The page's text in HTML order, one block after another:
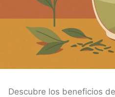
Descubre los beneficios